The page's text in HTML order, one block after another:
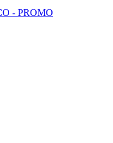
- PROMO